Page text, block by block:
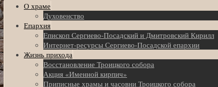
О храме
Духовенство
Епархия
Eпископ Сергиево-Посадский и Дмитровский Кирилл
Интернет-ресурсы Сергиево-Посадской епархии
Жизнь прихода
Восстановление Троицкого собора
Акция «Именной кирпич»
Приписные храмы и часовни Троицкого собора